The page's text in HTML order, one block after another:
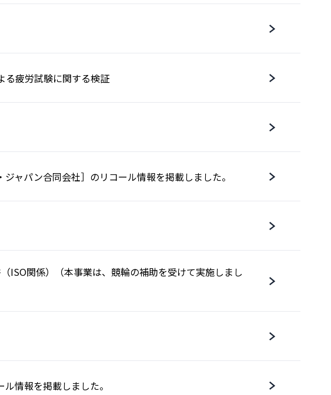
る疲労試験に関する検証
ャパン合同会社］のリコール情報を掲載しました。
ISO関係）（本事業は、競輪の補助を受けて実施しまし
情報を掲載しました。